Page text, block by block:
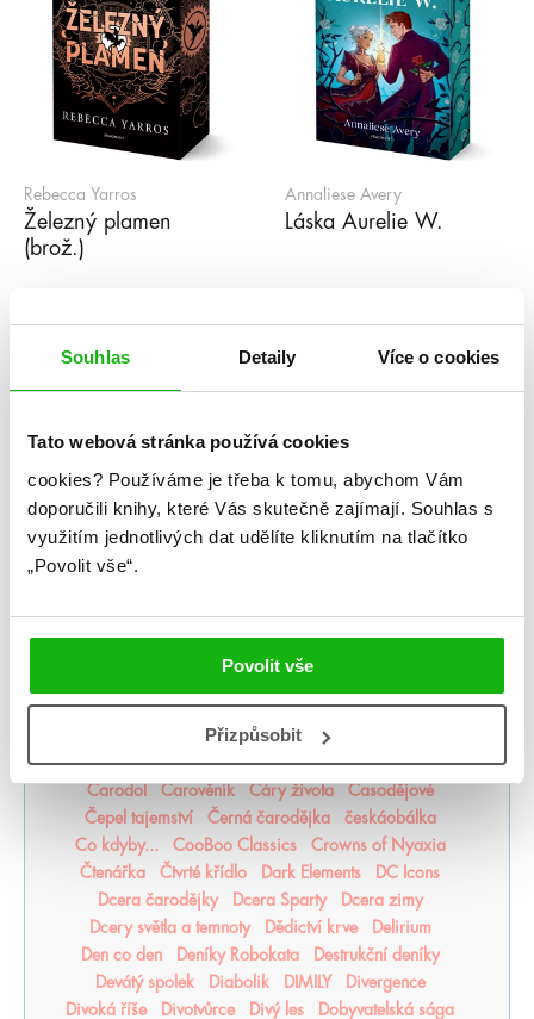
Souhlas Detaily Více o cookies
Tato webová stránka používá cookies
cookies? Používáme je třeba k tomu, abychom Vám
doporučili knihy, které Vás skutečně zajímají. Souhlas s
využitím jednotlivých dat udělíte kliknutím na tlačítko
„Povolit vše“.
Povolit vše
Přizpůsobit
Rebecca Yarros
Železný plamen
(brož.)
Annaliese Avery
Láska Aurelie W.
#humbookpodcast After
Akademie Arcana
Akademie Dunbridge
Akademie snové analýzy
Akta Illuminae
Alchymistova šifra
Alenka v říši zombií
Americká princezna
Bouřná vrána
Božští rivalové
Bylo nebylo jedno zlomené srdce
Být holka je dřina
BZRK
Caraval Čarodějka
Čarodějovy Hodiny
Čarodol
Čarověník Čáry života
Časodějové
Čepel tajemství
Černá čarodějka
českáobálka
Co kdyby...
CooBoo Classics
Crowns of Nyaxia
Čtenářka
Čtvrté křídlo Dark Elements
DC Icons
Dcera čarodějky
Dcera Sparty
Dcera zimy
Dcery světla a temnoty
Dědictví krve
Delirium
Den co den
Deníky Robokata
Destrukční deníky
Devátý spolek
Diabolik DIMILY
Divergence
Divoká říše
Divotvůrce Divý les
Dobyvatelská sága